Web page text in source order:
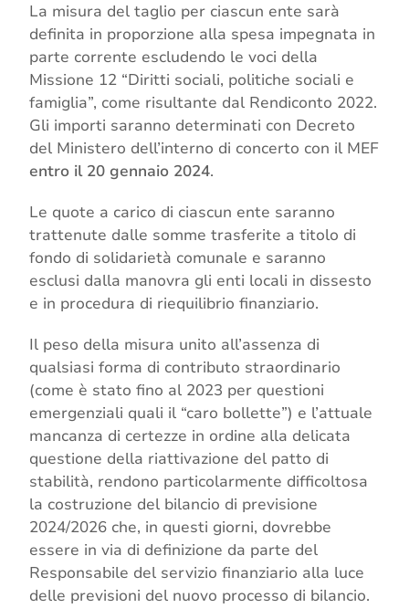
La misura del taglio per ciascun ente sarà
definita in proporzione alla spesa impegnata in
parte corrente escludendo le voci della
Missione 12 “Diritti sociali, politiche sociali e
famiglia”, come risultante dal Rendiconto 2022.
Gli importi saranno determinati con Decreto
del Ministero dell’interno di concerto con il MEF
entro il 20 gennaio 2024.
Le quote a carico di ciascun ente saranno
trattenute dalle somme trasferite a titolo di
fondo di solidarietà comunale e saranno
esclusi dalla manovra gli enti locali in dissesto
e in procedura di riequilibrio finanziario.
Il peso della misura unito all’assenza di
qualsiasi forma di contributo straordinario
(come è stato fino al 2023 per questioni
emergenziali quali il “caro bollette”) e l’attuale
mancanza di certezze in ordine alla delicata
questione della riattivazione del patto di
stabilità, rendono particolarmente difficoltosa
la costruzione del bilancio di previsione
2024/2026 che, in questi giorni, dovrebbe
essere in via di definizione da parte del
Responsabile del servizio finanziario alla luce
delle previsioni del nuovo processo di bilancio.